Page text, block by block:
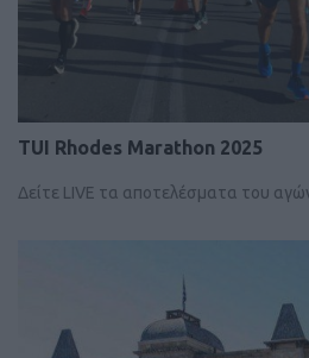
TUI Rhodes Marathon 2025
Δείτε LIVE τα αποτελέσματα του